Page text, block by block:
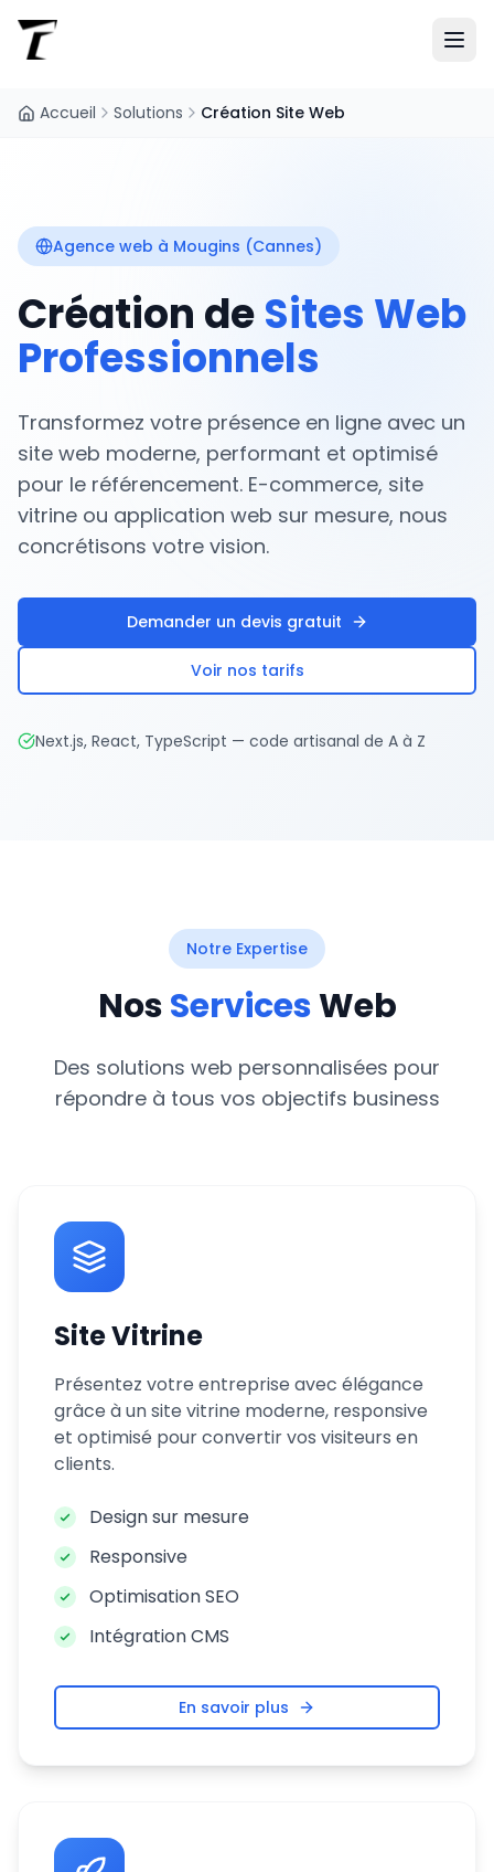
Accueil Solutions Création Site Web
Agence web à Mougins (Cannes)
Création deSites Web
Professionnels
Transformez votre présence en ligne avec un
site web moderne, performant et optimisé
pour le référencement. E-commerce, site
vitrine ou application web sur mesure, nous
concrétisons votre vision.
Demander un devis gratuit
Voir nos tarifs
Next.js, React, TypeScript — code artisanal de A à Z
Notre Expertise
NosServicesWeb
Des solutions web personnalisées pour
répondre à tous vos objectifs business
Site Vitrine
Présentez votre entreprise avec élégance
grâce à un site vitrine moderne, responsive
et optimisé pour convertir vos visiteurs en
clients.
Design sur mesure
Responsive
Optimisation SEO
Intégration CMS
En savoir plus